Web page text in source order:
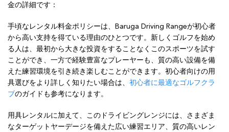
金の詳細です：
手頃なレンタル料金ポリシーは、Baruga Driving Rangeが初心者
から高い支持を得ている理由のひとつです。新しくゴルフを始め
る人は、最初から大きな投資をすることなくこのスポーツを試す
ことができ、一方で経験豊富なプレーヤーも、質の高い設備を備
えた練習環境を引き続き楽しむことができます。初心者向けの用
具選びをより詳しく知りたい場合は、 初心者に最適なゴルフクラ
ブのガイドも参考になります。
用具レンタルに加えて、このドライビングレンジには、さまざま
なターゲットヤーデージを備えた広い練習エリア、質の高いレン